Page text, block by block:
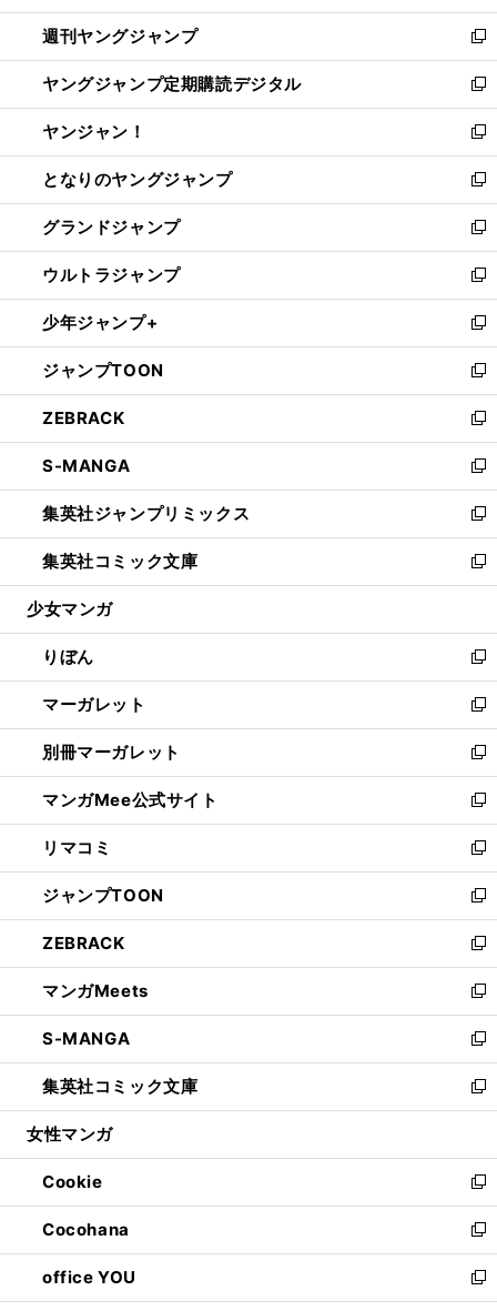
開
く
ウ
で
開
く
ン
ド
ウ
で
開
く
ウ
ィ
ン
ド
ウ
で
開
く
週刊ヤングジャンプ
新
し
い
ウ
ィ
ン
ド
ウ
で
開
く
ヤングジャンプ定期購読デジタル
新
し
い
ウ
ィ
ン
ド
ウ
で
開
く
ヤンジャン！
新
し
い
ウ
ィ
ン
ド
ウ
で
開
く
となりのヤングジャンプ
新
し
い
ウ
ィ
ン
ド
ウ
で
開
く
グランドジャンプ
新
し
い
ウ
ィ
ン
ド
ウ
で
開
く
ウルトラジャンプ
新
し
い
ウ
ィ
ン
ド
ウ
で
開
く
少年ジャンプ+
新
し
い
ウ
ィ
ン
ド
ウ
で
開
く
ジャンプTOON
新
し
い
ウ
ィ
ン
ド
ウ
で
開
ZEBRACK
新
し
い
ウ
ィ
ン
ド
ウ
開
く
S-MANGA
新
し
い
ウ
ィ
ン
ウ
で
開
く
集英社ジャンプリミックス
新
し
い
ウ
ン
ド
ウ
で
開
く
集英社コミック文庫
新
し
ウ
ィ
ン
ド
ウ
で
開
く
少女マンガ
りぼん
新
し
い
ウ
ィ
ン
ド
ウ
で
開
く
マーガレット
新
し
い
ウ
ィ
ン
ド
ウ
で
開
く
別冊マーガレット
新
し
い
ウ
ィ
ン
ド
ウ
で
開
く
マンガMee公式サイト
新
し
い
ウ
ィ
ン
ド
ウ
で
開
く
リマコミ
新
し
い
ウ
ィ
ン
ド
ウ
で
開
く
ジャンプTOON
新
し
い
ウ
ィ
ン
ド
ウ
で
開
ZEBRACK
新
し
い
ウ
ィ
ン
ド
ウ
開
く
マンガMeets
新
し
い
ウ
ィ
ン
ウ
で
開
く
S-MANGA
新
し
い
ウ
ン
ド
ウ
で
開
く
集英社コミック文庫
新
し
ウ
ィ
ン
ド
ウ
で
開
女性マンガ
Cookie
新
し
い
ウ
ィ
ン
Cocohana
新
し
い
ウ
office YOU
新
し